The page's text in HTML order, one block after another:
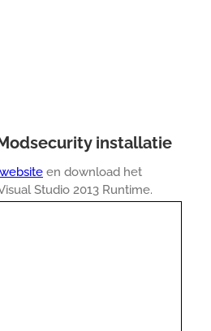
installatie
en download het
Studio 2013 Runtime.